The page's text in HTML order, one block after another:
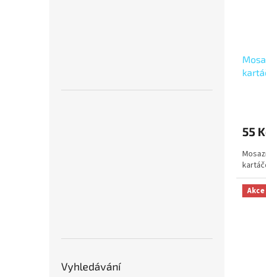
Vyhledávání
55
Akce